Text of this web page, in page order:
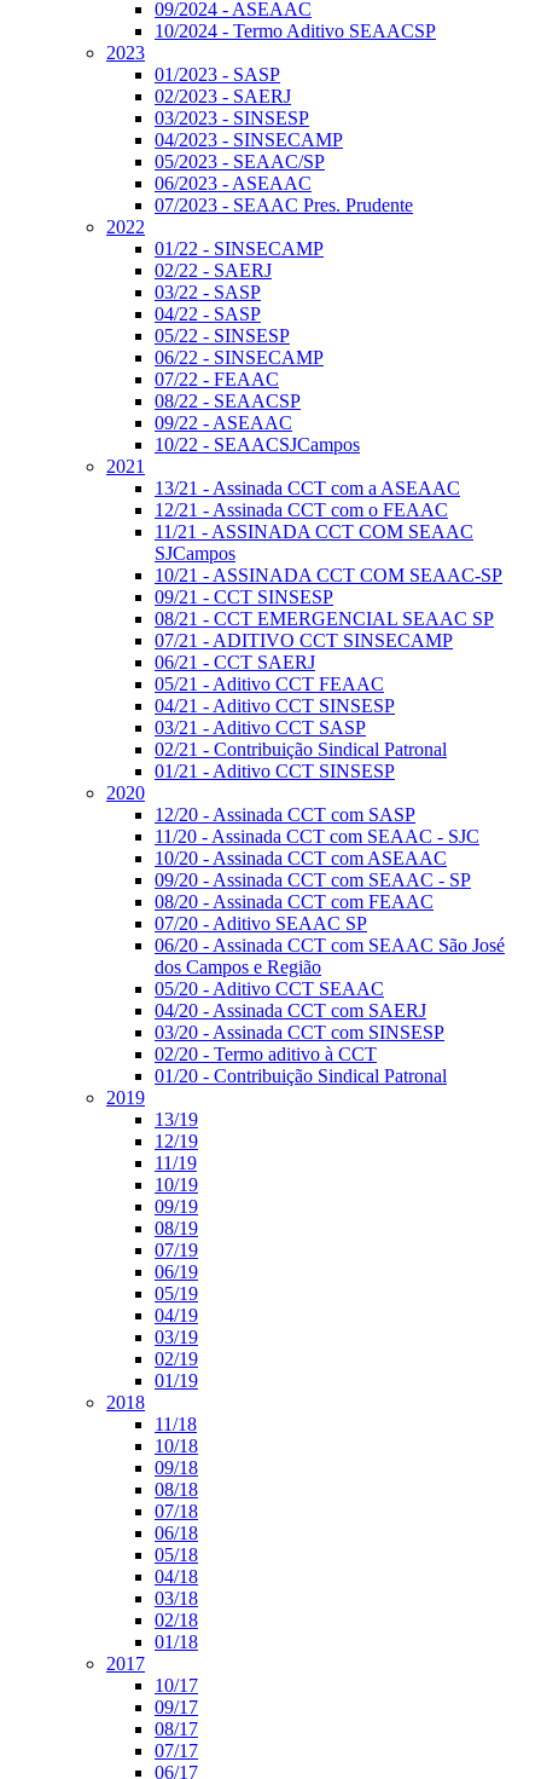
09/2024 - ASEAAC
10/2024 - Termo Aditivo SEAACSP
2023
01/2023 - SASP
02/2023 - SAERJ
03/2023 - SINSESP
04/2023 - SINSECAMP
05/2023 - SEAAC/SP
06/2023 - ASEAAC
07/2023 - SEAAC Pres. Prudente
2022
01/22 - SINSECAMP
02/22 - SAERJ
03/22 - SASP
04/22 - SASP
05/22 - SINSESP
06/22 - SINSECAMP
07/22 - FEAAC
08/22 - SEAACSP
09/22 - ASEAAC
10/22 - SEAACSJCampos
2021
13/21 - Assinada CCT com a ASEAAC
12/21 - Assinada CCT com o FEAAC
11/21 - ASSINADA CCT COM SEAAC
SJCampos
10/21 - ASSINADA CCT COM SEAAC-SP
09/21 - CCT SINSESP
08/21 - CCT EMERGENCIAL SEAAC SP
07/21 - ADITIVO CCT SINSECAMP
06/21 - CCT SAERJ
05/21 - Aditivo CCT FEAAC
04/21 - Aditivo CCT SINSESP
03/21 - Aditivo CCT SASP
02/21 - Contribuição Sindical Patronal
01/21 - Aditivo CCT SINSESP
2020
12/20 - Assinada CCT com SASP
11/20 - Assinada CCT com SEAAC - SJC
10/20 - Assinada CCT com ASEAAC
09/20 - Assinada CCT com SEAAC - SP
08/20 - Assinada CCT com FEAAC
07/20 - Aditivo SEAAC SP
06/20 - Assinada CCT com SEAAC São José
dos Campos e Região
05/20 - Aditivo CCT SEAAC
04/20 - Assinada CCT com SAERJ
03/20 - Assinada CCT com SINSESP
02/20 - Termo aditivo à CCT
01/20 - Contribuição Sindical Patronal
2019
13/19
12/19
11/19
10/19
09/19
08/19
07/19
06/19
05/19
04/19
03/19
02/19
01/19
2018
11/18
10/18
09/18
08/18
07/18
06/18
05/18
04/18
03/18
02/18
01/18
2017
10/17
09/17
08/17
07/17
06/17